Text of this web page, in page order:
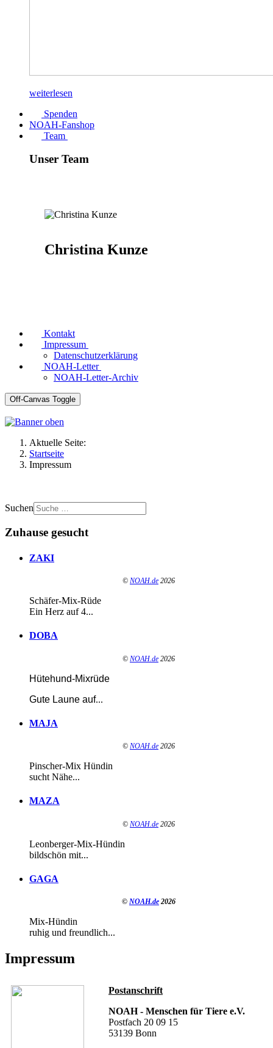
weiterlesen
Spenden
NOAH-Fanshop
Team
Unser Team
Christina Kunze
Kontakt
Impressum
Datenschutzerklärung
NOAH-Letter
NOAH-Letter-Archiv
Off-Canvas Toggle
Aktuelle Seite:
Startseite
Impressum
Suchen
Zuhause gesucht
ZAKI
© NOAH.de 2026
Schäfer-Mix-Rüde
Ein Herz auf 4...
DOBA
© NOAH.de 2026
Hütehund-Mixrüde
Gute Laune auf...
MAJA
© NOAH.de 2026
Pinscher-Mix Hündin
sucht Nähe...
MAZA
© NOAH.de 2026
Leonberger-Mix-Hündin
bildschön mit...
GAGA
© NOAH.de 2026
Mix-Hündin
ruhig und freundlich...
Impressum
Postanschrift
NOAH - Menschen für Tiere e.V.
Postfach 20 09 15
53139 Bonn